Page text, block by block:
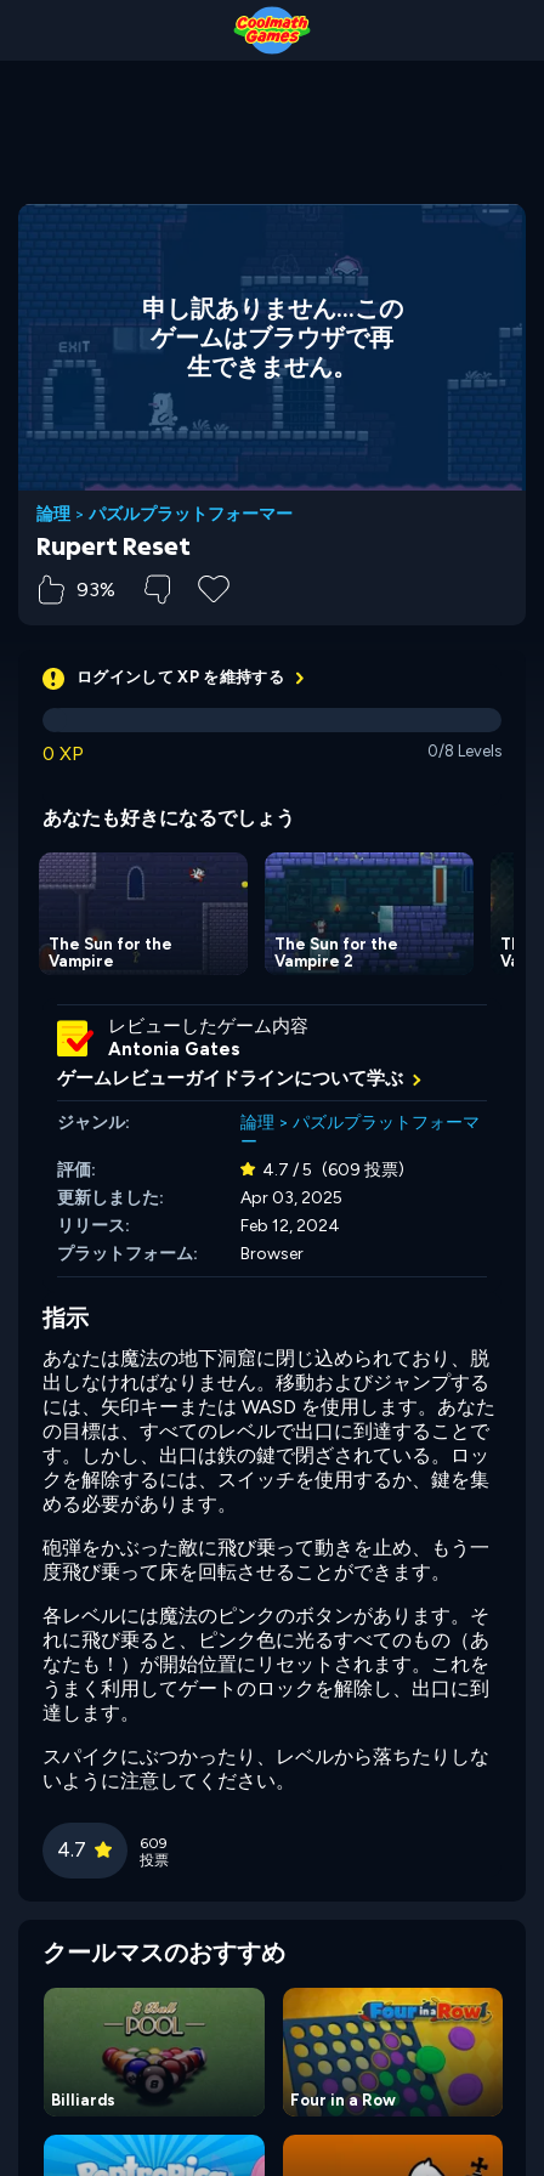
申し訳ありません...この
ゲームはブラウザで再
生できません。
論理 > パズルプラットフォーマー
Rupert Reset
93%
ログインして XP を維持する
0 XP 0/8 Levels
あなたも好きになるでしょう
The Sun for the
Vampire
The Sun for the
Vampire 2
The
レビューしたゲーム内容
Antonia Gates
ゲームレビューガイドラインについて学ぶ
ジャンル: 論理 > パズルプラットフォーマ
ー
評価:
4.7 / 5 (609 投票)
更新しました:
Apr 03, 2025
リリース:
Feb 12, 2024
プラットフォーム:
Browser
指示
あなたは魔法の地下洞窟に閉じ込められており、脱
出しなければなりません。移動およびジャンプする
には、矢印キーまたは WASD を使用します。あなた
の目標は、すべてのレベルで出口に到達することで
す。しかし、出口は鉄の鍵で閉ざされている。ロッ
クを解除するには、スイッチを使用するか、鍵を集
める必要があります。
砲弾をかぶった敵に飛び乗って動きを止め、もう一
度飛び乗って床を回転させることができます。
各レベルには魔法のピンクのボタンがあります。そ
れに飛び乗ると、ピンク色に光るすべてのもの（あ
なたも！）が開始位置にリセットされます。これを
うまく利用してゲートのロックを解除し、出口に到
達します。
スパイクにぶつかったり、レベルから落ちたりしな
いように注意してください。
4.7
609
投票
クールマスのおすすめ
Billiards Four in a Row